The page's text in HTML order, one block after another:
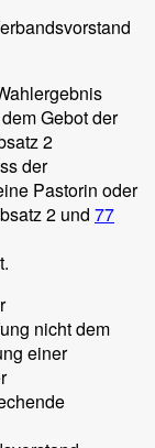
Gebot der
2
der
Pastorin oder
2 und 77
nicht dem
einer